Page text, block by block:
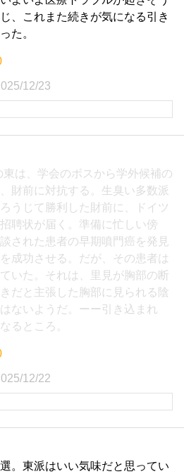
、これまた続きが気になる引き
た。
12/23
東は、学会のボスから学外候補の
財前に対抗する。生臭い多数派
うじて勝利した財前に、ドイツ
聘状が届く。準備に忙しい傍
された患者の早期噴門癌を発見
成功させる。だが、その患者は
いた。それは、里見が胸部の断
だと主張した胸部に見られる陰
ないようだ。ーー引き込まれ
るところ。
12/22
。東派はいい気味だと思ってい